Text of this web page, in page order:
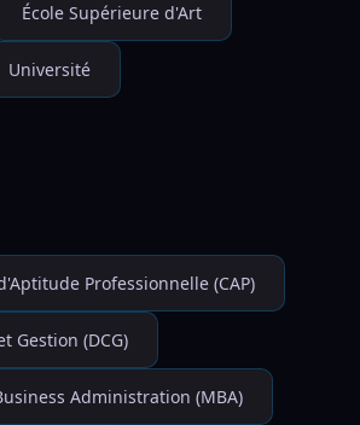
École Supérieure d'Art
Université
Professionnelle (CAP)
Gestion (DCG)
Administration (MBA)